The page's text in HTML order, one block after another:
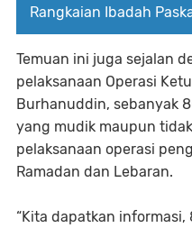
Rangkaian Ibadah
Temuan ini juga sejalan
pelaksanaan Operasi
Burhanuddin, sebanyak
yang mudik maupun
pelaksanaan operasi
Ramadan dan Lebaran.
“Kita dapatkan